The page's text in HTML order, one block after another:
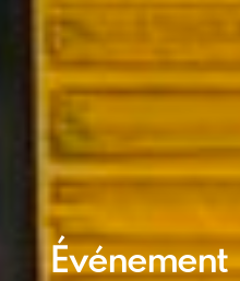
Événement